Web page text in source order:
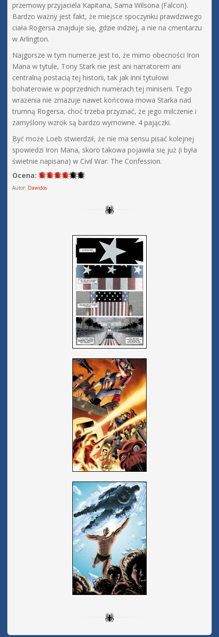
przemowy przyjaciela Kapitana, Sama Wilsona (Falcon).
Bardzo ważny jest fakt, że miejsce spoczynku prawdziwego
ciała Rogersa znajduje się, gdzie indziej, a nie na cmentarzu
w Arlington.
Najgorsze w tym numerze jest to, że mimo obecności Iron
Mana w tytule, Tony Stark nie jest ani narratorem ani
centralną postacią tej historii, tak jak inni tytułowi
bohaterowie w poprzednich numerach tej miniserii. Tego
wrażenia nie zmazuje nawet końcowa mowa Starka nad
trumną Rogersa, choć trzeba przyznać, że jego milczenie i
zamyślony wzrok są bardzo wymowne. 4 pajączki.
Być może Loeb stwierdził, że nie ma sensu pisać kolejnej
spowiedzi Iron Mana, skoro takowa pojawiła się już (i była
świetnie napisana) w Civil War: The Confession.
Ocena:
Autor: Dawidos